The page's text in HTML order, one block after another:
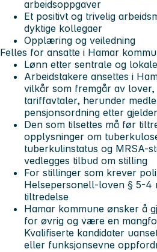
arbeidsoppgaver
Et positivt og trivelig
dyktige kollegaer
Opplæring og veiledning
Felles for ansatte i Hamar
Lønn etter sentrale og
Arbeidstakere ansettes i
vilkår som fremgår av
tariffavtaler, herunder
pensjonsordning etter
Den som tilsettes må før
opplysninger om
tuberkulinstatus og MRSA-
vedlegges tilbud om stilling
For stillinger som krever
Helsepersonell-loven § 5-4
tiltredelse
Hamar kommune ønsker å
for øvrig og være en
Kvalifiserte kandidater
eller funksjonsevne